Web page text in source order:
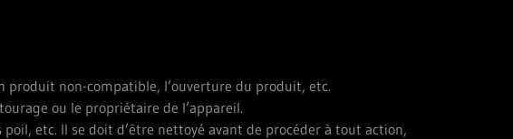
produit non-compatible, l’ouverture du produit, etc.
ou le propriétaire de l’appareil.
etc. Il se doit d’être nettoyé avant de procéder à tout action,